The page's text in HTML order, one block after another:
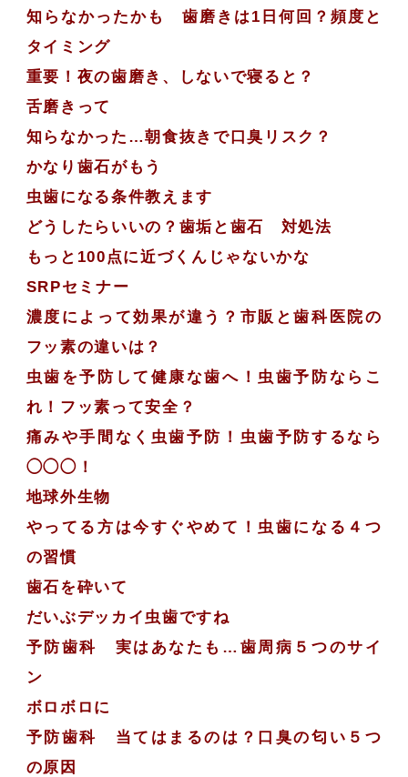
知らなかったかも 歯磨きは1日何回？頻度と
タイミング
重要！夜の歯磨き、しないで寝ると？
舌磨きって
知らなかった…朝食抜きで口臭リスク？
かなり歯石がもう
虫歯になる条件教えます
どうしたらいいの？歯垢と歯石 対処法
もっと100点に近づくんじゃないかな
SRPセミナー
濃度によって効果が違う？市販と歯科医院の
フッ素の違いは？
虫歯を予防して健康な歯へ！虫歯予防ならこ
れ！フッ素って安全？
痛みや手間なく虫歯予防！虫歯予防するなら
◯◯◯！
地球外生物
やってる方は今すぐやめて！虫歯になる４つ
の習慣
歯石を砕いて
だいぶデッカイ虫歯ですね
予防歯科 実はあなたも…歯周病５つのサイ
ン
ボロボロに
予防歯科 当てはまるのは？口臭の匂い５つ
の原因